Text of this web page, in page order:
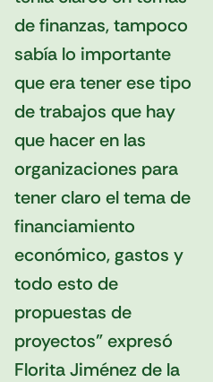
de finanzas, tampoco
sabía lo importante
que era tener ese tipo
de trabajos que hay
que hacer en las
organizaciones para
tener claro el tema de
financiamiento
económico, gastos y
todo esto de
propuestas de
proyectos” expresó
Florita Jiménez de la